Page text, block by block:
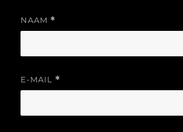
NAAM *
E-MAIL *